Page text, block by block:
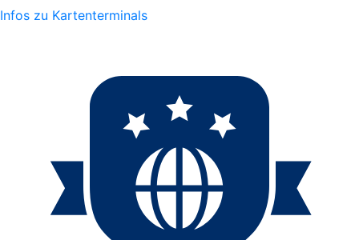
Infos zu Kartenterminals